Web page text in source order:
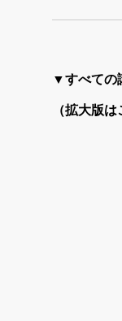
▼すべての
（拡大版